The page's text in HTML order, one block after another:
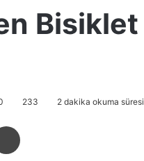
Bisiklet
233 2 dakika okuma süresi